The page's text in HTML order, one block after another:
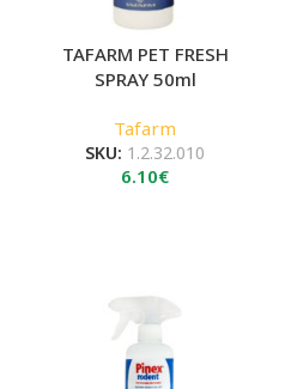
TAFARM PET FRESH
SPRAY 50ml
Tafarm
SKU: 1.2.32.010
6.10€